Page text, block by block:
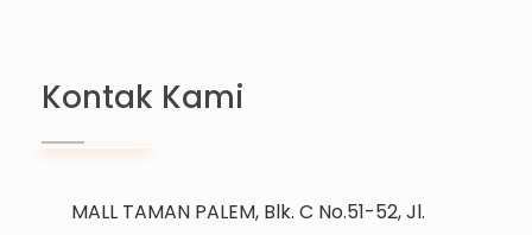
Kontak Kami
MALL TAMAN PALEM, Blk. C No.51-52, Jl.